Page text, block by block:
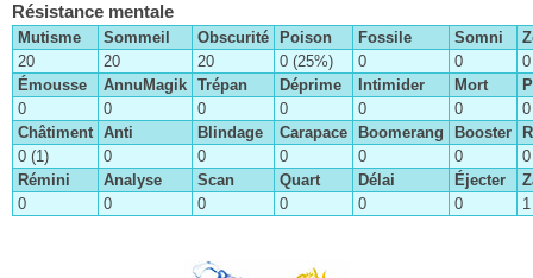
Résistance mentale
Mutisme Sommeil Obscurité Poison Fossile Somni
20
20 20 0 (25%) 0 0
0
Émousse
AnnuMagik Trépan Déprime Intimider Mort
0
0 0 0 0 0
0
Châtiment Anti Blindage Carapace Boomerang Booster
0 (1)
0 0 0 0 0
0
Rémini
Analyse Scan Quart Délai Éjecter
0
0 0 0 0 0 1
Chapitre III
Chapitre IV
Chapitre V
Chapitre VI
Chapitre VII
Chapitre VIII
La Chimère Anima
La grotte du Priant volé